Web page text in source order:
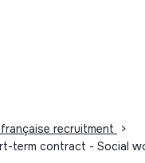
recruitment
>
term contract - Social